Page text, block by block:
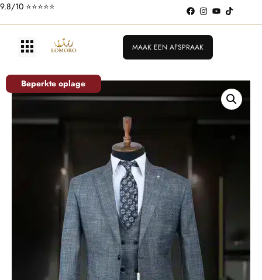
9.8/10 ⭐️⭐️⭐️⭐️⭐️
MAAK EEN AFSPRAAK
Beperkte oplage